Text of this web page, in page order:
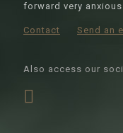
forward very
Contact Send an
Also access our